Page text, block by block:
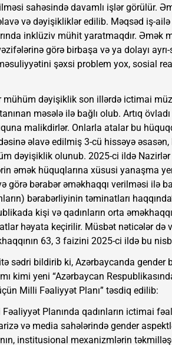
sahəsində davamlı işlər görülür.
və dəyişikliklər edilib. Məqsəd iş-
inklüziv mühit yaratmaqdır. Əmək
görə birbaşa və ya dolayı
şəxsi problem yox, sosial
mühüm dəyişiklik son illərdə ictimai
məsələ ilə bağlı olub. Artıq
malikdirlər. Onlarla atalar bu
əlavə edilmiş 3-cü hissəyə
dəyişiklik olunub. 2025-ci ildə
əmək hüquqlarına xüsusi yanaşma
görə bərabər əməkhaqqı verilməsi ilə
bərabərliyinin təminatları
kişi və qadınların orta
həyata keçirilir. Müsbət nəticələr də
63, 3 faizini 2025-ci ildə bu
sədri bildirib ki, Azərbaycanda
kimi yeni “Azərbaycan
Milli Fəaliyyət Planı” təsdiq edilib:
Planında qadınların ictimai
və media sahələrində gender
institusional mexanizmlərin